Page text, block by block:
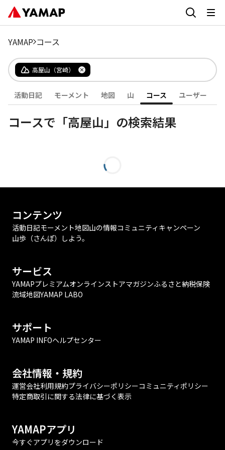
YAMAP コース
高屋山（宮崎）
活動日記 モーメント 地図 山 コース ユーザー
コースで「高屋山」の検索結果
コンテンツ
活動日記モーメント地図山の情報コミュニティ キャンペーン
山歩（さんぽ）しよう。
サービス
YAMAPプレミアムオンラインストアマガジンふるさと納税保険
流域地図YAMAP LABO
サポート
YAMAP INFOヘルプセンター
会社情報・規約
運営会社利用規約プライバシーポリシーコミュニティポリシー
特定商取引に関する法律に基づく表示
YAMAPアプリ
今すぐアプリをダウンロード